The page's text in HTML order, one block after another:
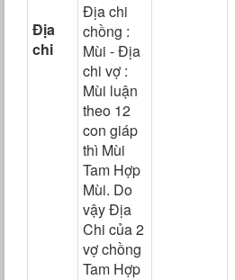
Địa
chi
Địa chi
chồng :
Mùi - Địa
chi vợ :
Mùi luận
theo 12
con giáp
thì Mùi
Tam Hợp
Mùi. Do
vậy Địa
Chi của 2
vợ chồng
Tam Hợp